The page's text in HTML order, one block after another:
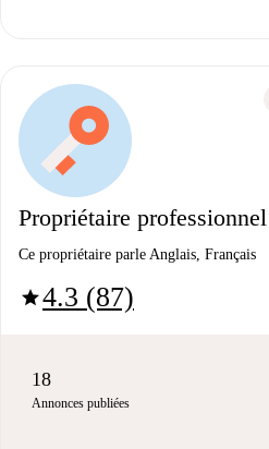
Propriétaire professionnel
Ce propriétaire parle Anglais, Français
star4.3 (87)
18
Annonces publiées